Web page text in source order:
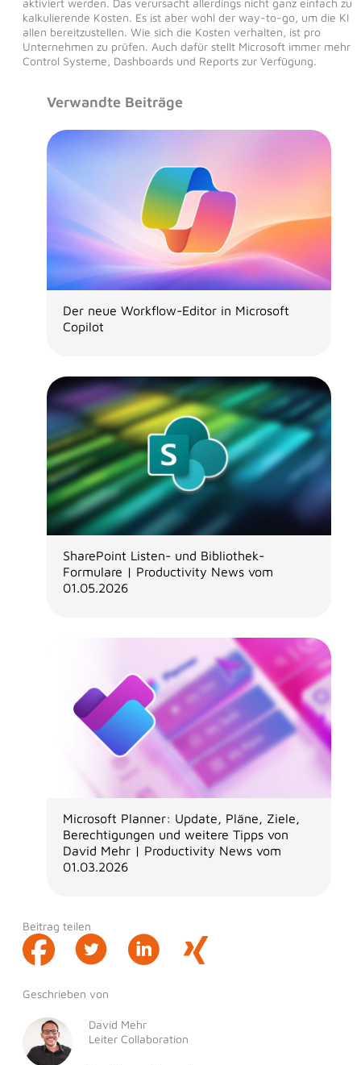
aktiviert werden. Das verursacht allerdings nicht ganz einfach zu
kalkulierende Kosten. Es ist aber wohl der way-to-go, um die KI
allen bereitzustellen. Wie sich die Kosten verhalten, ist pro
Unternehmen zu prüfen. Auch dafür stellt Microsoft immer mehr
Control Systeme, Dashboards und Reports zur Verfügung.
Verwandte Beiträge
Der neue Workflow-Editor in Microsoft
Copilot
SharePoint Listen- und Bibliothek-
Formulare | Productivity News vom
01.05.2026
Microsoft Planner: Update, Pläne, Ziele,
Berechtigungen und weitere Tipps von
David Mehr | Productivity News vom
01.03.2026
Beitrag teilen
Geschrieben von
David Mehr
Leiter Collaboration